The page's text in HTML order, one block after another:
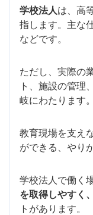
学校法人は、高
指します。主な
などです。
ただし、実際の
ト、施設の管理
岐にわたります。
教育現場を支え
ができる、やり
学校法人で働く
を取得しやすく
トがあります。